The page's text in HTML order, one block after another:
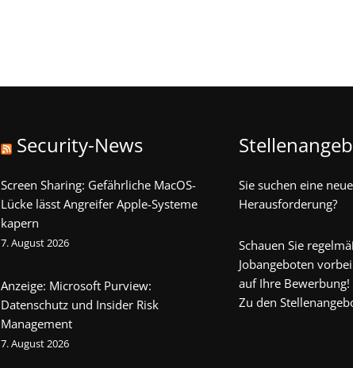
Security-News
Screen Sharing: Gefährliche MacOS-
Lücke lässt Angreifer Apple-Systeme
kapern
7. August 2026
Anzeige: Microsoft Purview:
Datenschutz und Insider Risk
Management
7. August 2026
Sie suchen eine neue
Herausforderung?
Schauen Sie
Jobangeboten
auf Ihre Bewerbung!
Zu den